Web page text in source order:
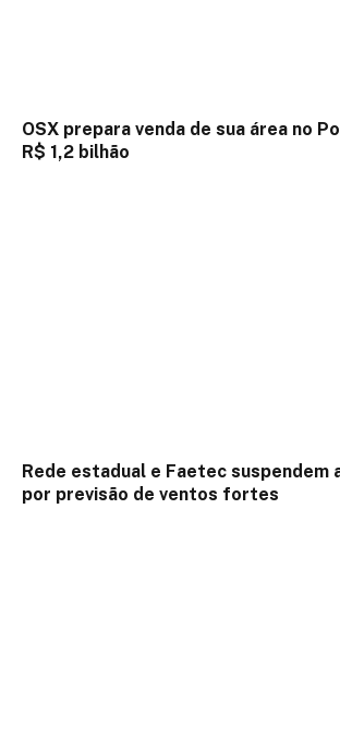
OSX prepara venda de sua área no
R$ 1,2 bilhão
Rede estadual e Faetec suspendem
por previsão de ventos fortes